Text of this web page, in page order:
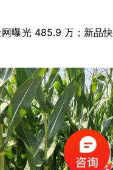
程）
曝光 485.9 万；新品